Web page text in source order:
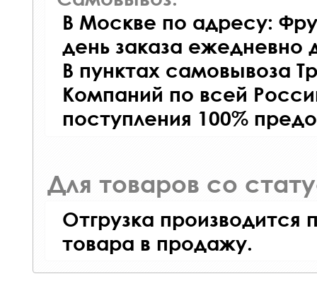
В Москве по адресу:
день заказа ежедневно
В пунктах самовывоза
Компаний по всей
поступления 100%
Для товаров со
Отгрузка производится
товара в продажу.